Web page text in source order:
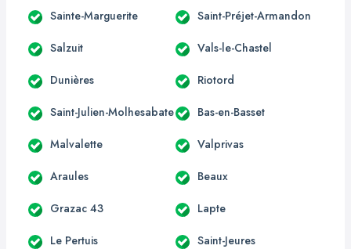
Sainte-Marguerite Saint-Préjet-Armandon
Salzuit Vals-le-Chastel
Dunières Riotord
Saint-Julien-Molhesabate Bas-en-Basset
Malvalette Valprivas
Araules Beaux
Grazac 43 Lapte
Le Pertuis Saint-Jeures